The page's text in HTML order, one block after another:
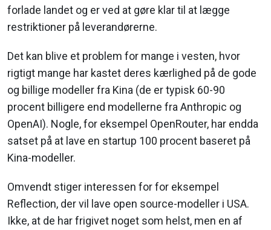
forlade landet og er ved at gøre klar til at lægge
restriktioner på leverandørerne.
Det kan blive et problem for mange i vesten, hvor
rigtigt mange har kastet deres kærlighed på de gode
og billige modeller fra Kina (de er typisk 60-90
procent billigere end modellerne fra Anthropic og
OpenAI). Nogle, for eksempel OpenRouter, har endda
satset på at lave en startup 100 procent baseret på
Kina-modeller.
Omvendt stiger interessen for for eksempel
Reflection, der vil lave open source-modeller i USA.
Ikke, at de har frigivet noget som helst, men en af